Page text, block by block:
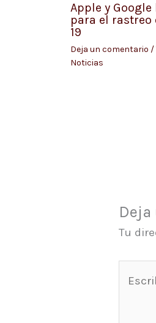
Apple y
para el rastreo
19
Deja un comentario /
Noticias
Tu